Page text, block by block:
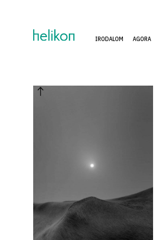
IRODALOM AGORA